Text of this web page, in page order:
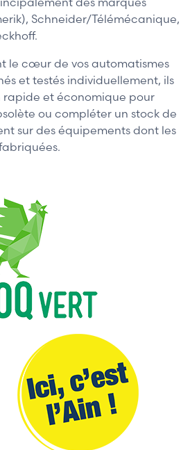
Schneider/Télémécanique,
le cœur de vos automatismes
et testés individuellement, ils
rapide et économique pour
ou compléter un stock de
sur des équipements dont les